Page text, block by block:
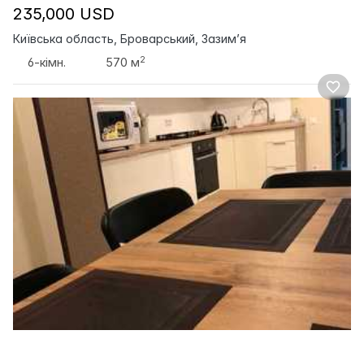
235,000 USD
Київська область, Броварський, Зазим’я
6-кімн.
570 м2